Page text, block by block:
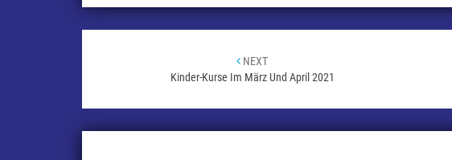
NEXT
Kinder-Kurse Im März Und April 2021